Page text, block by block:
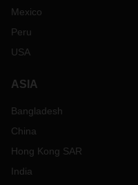
Mexico
Peru
USA
ASIA
Bangladesh
China
Hong Kong SAR
India